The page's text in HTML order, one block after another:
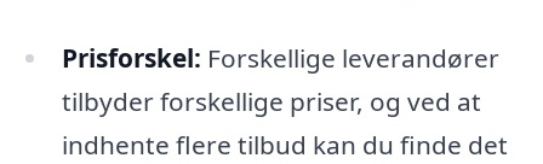
Prisforskel: Forskellige leverandører
tilbyder forskellige priser, og ved at
indhente flere tilbud kan du finde det